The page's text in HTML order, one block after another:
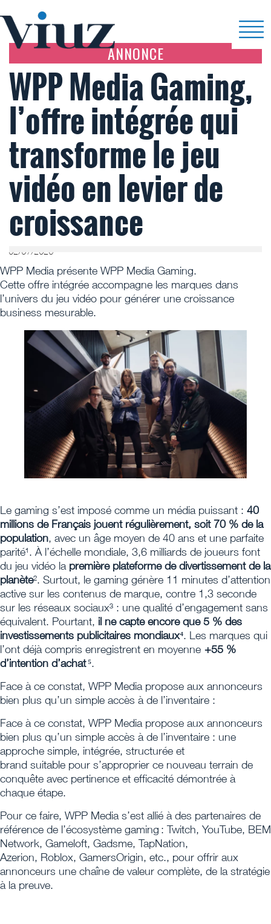
ANNONCE
WPP Media Gaming,
l’offre intégrée qui
transforme le jeu
vidéo en levier de
croissance
02/07/2026
WPP Media présente WPP Media Gaming.
Cette offre intégrée accompagne les marques dans
l’univers du jeu vidéo pour générer une croissance
business mesurable.
Le gaming s’est imposé comme un média puissant : 40
millions de Français jouent régulièrement, soit 70 % de la
population, avec un âge moyen de 40 ans et une parfaite
parité¹. À l’échelle mondiale, 3,6 milliards de joueurs font
du jeu vidéo la première plateforme de divertissement de la
planète². Surtout, le gaming génère 11 minutes d’attention
active sur les contenus de marque, contre 1,3 seconde
sur les réseaux sociaux³ : une qualité d’engagement sans
équivalent. Pourtant, il ne capte encore que 5 % des
investissements publicitaires mondiaux⁴. Les marques qui
l’ont déjà compris enregistrent en moyenne +55 %
d’intention d’achat⁵.
Face à ce constat, WPP Media propose aux annonceurs
bien plus qu’un simple accès à de l’inventaire :
Face à ce constat, WPP Media propose aux annonceurs
bien plus qu’un simple accès à de l’inventaire : une
approche simple, intégrée, structurée et
brand suitable pour s’approprier ce nouveau terrain de
conquête avec pertinence et efficacité démontrée à
chaque étape.
Pour ce faire, WPP Media s’est allié à des partenaires de
référence de l’écosystème gaming : Twitch, YouTube, BEM
Network, Gameloft, Gadsme, TapNation,
Azerion, Roblox, GamersOrigin, etc., pour offrir aux
annonceurs une chaîne de valeur complète, de la stratégie
à la preuve.